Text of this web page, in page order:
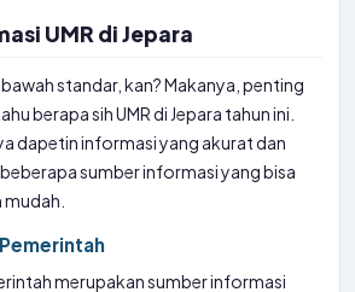
UMR di Jepara
standar, kan? Makanya, penting
berapa sih UMR di Jepara tahun ini.
dapetin informasi yang akurat dan
sumber informasi yang bisa
merupakan sumber informasi